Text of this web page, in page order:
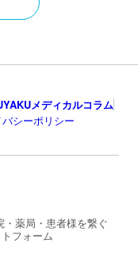
メディカルコラム
シーポリシー
・薬局・患者様を繋ぐ
フォーム